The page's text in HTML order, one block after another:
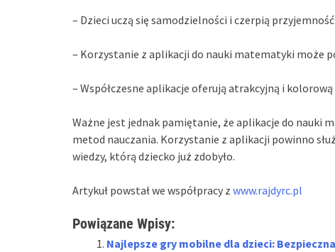
– Dzieci uczą się samodzielności i czerpią
– Korzystanie z aplikacji do nauki matematyki może
– Współczesne aplikacje oferują atrakcyjną i
Ważne jest jednak pamiętanie, że aplikacje do nauki
metod nauczania. Korzystanie z aplikacji powinno
wiedzy, którą dziecko już zdobyło.
Artykuł powstał we współpracy z www.rajdyrc.pl
Powiązane Wpisy:
Najlepsze gry mobilne dla dzieci: